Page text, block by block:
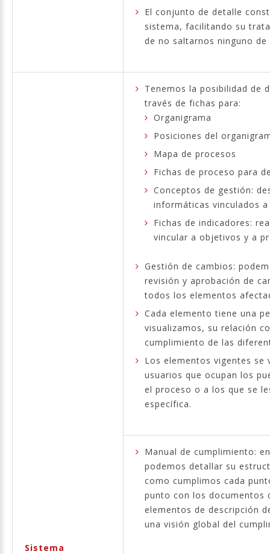
El conjunto de detalle
sistema, facilitando su
de no saltarnos ninguno de
Sistema
Tenemos la posibilidad de
través de fichas para:
Organigrama
Posiciones del
Mapa de procesos
Fichas de proceso para
Conceptos de gestión:
informáticas vinculados
Fichas de indicadores:
vincular a objetivos y a
Gestión de cambios:
revisión y aprobación de
todos los elementos
Cada elemento tiene una
visualizamos, su relación
cumplimiento de las
Los elementos vigentes
usuarios que ocupan los
el proceso o a los que se
específica.
Manual de cumplimiento:
podemos detallar su
como cumplimos cada
punto con los documentos
elementos de descripción
una visión global del